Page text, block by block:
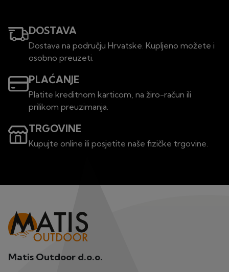
DOSTAVA
Dostava na području Hrvatske. Kupljeno možete i
osobno preuzeti.
PLAĆANJE
Platite kreditnom karticom, na žiro-račun ili
prilikom preuzimanja.
TRGOVINE
Kupujte online ili posjetite naše fizičke trgovine.
Matis Outdoor d.o.o.